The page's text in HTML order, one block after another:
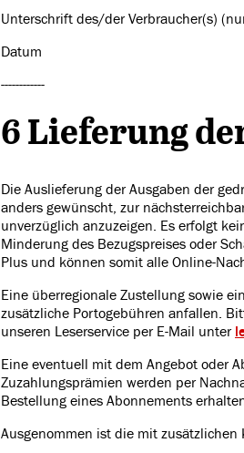
Unterschrift des/der Verbraucher(s)
Datum
------------
6 Lieferung
Die Auslieferung der Ausgaben der
anders gewünscht, zur
unverzüglich anzuzeigen. Es erfolgt
Minderung des Bezugspreises oder
Plus und können somit alle Online-
Eine überregionale Zustellung sowie
zusätzliche Portogebühren anfallen.
unseren Leserservice per E-Mail unter
Eine eventuell mit dem Angebot oder
Zuzahlungsprämien werden per
Bestellung eines Abonnements
Ausgenommen ist die mit